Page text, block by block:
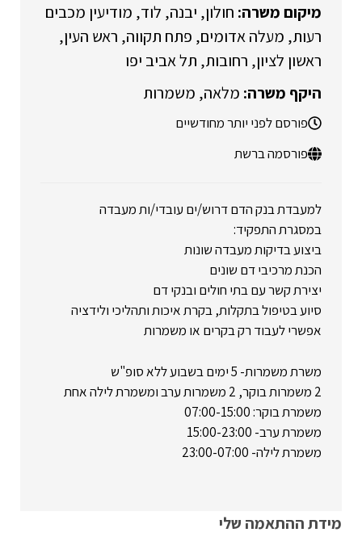
חולון יבנה לוד מודיעין מכבים
רעות מעלה אדומים פתח תקווה ראש העין
ראשון לציון רחובות תל אביב יפו
מלאה משמרות
פורסם לפני יותר מחודשיים
פורסמה ברשת
למעבדת בנק הדם דרוש/ים עובדי/ות מעבדה
במסגרת התפקיד:
ביצוע בדיקות מעבדה שונות
הכנת מרכיבי דם שונים
יצירת קשר עם בתי חולים ובנקי דם
סיוע בטיפול בתקלות, בקרת איכות ותהליכי ולידציה
אפשרי לעבוד רק בקרים או משמרות
משרת משמרות- 5 ימים בשבוע ללא סופ"ש
2 משמרות בוקר, 2 משמרות ערב ומשמרת לילה אחת
משמרת בוקר: 07:00-15:00
משמרת ערב- 15:00-23:00
משמרת לילה- 23:00-07:00
מידת ההתאמה שלי